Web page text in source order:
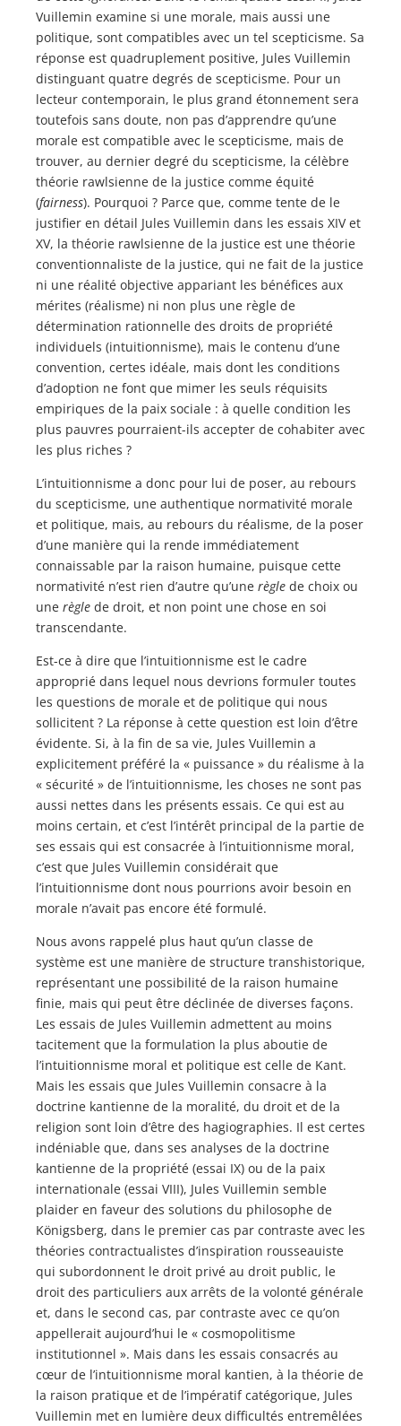
Vuillemin examine si une morale, mais aussi une
politique, sont compatibles avec un tel scepticisme. Sa
réponse est quadruplement positive, Jules Vuillemin
distinguant quatre degrés de scepticisme. Pour un
lecteur contemporain, le plus grand étonnement sera
toutefois sans doute, non pas d’apprendre qu’une
morale est compatible avec le scepticisme, mais de
trouver, au dernier degré du scepticisme, la célèbre
théorie rawlsienne de la justice comme équité
(fairness). Pourquoi ? Parce que, comme tente de le
justifier en détail Jules Vuillemin dans les essais XIV et
XV, la théorie rawlsienne de la justice est une théorie
conventionnaliste de la justice, qui ne fait de la justice
ni une réalité objective appariant les bénéfices aux
mérites (réalisme) ni non plus une règle de
détermination rationnelle des droits de propriété
individuels (intuitionnisme), mais le contenu d’une
convention, certes idéale, mais dont les conditions
d’adoption ne font que mimer les seuls réquisits
empiriques de la paix sociale : à quelle condition les
plus pauvres pourraient-ils accepter de cohabiter avec
les plus riches ?
L’intuitionnisme a donc pour lui de poser, au rebours
du scepticisme, une authentique normativité morale
et politique, mais, au rebours du réalisme, de la poser
d’une manière qui la rende immédiatement
connaissable par la raison humaine, puisque cette
normativité n’est rien d’autre qu’une règle de choix ou
une règle de droit, et non point une chose en soi
transcendante.
Est-ce à dire que l’intuitionnisme est le cadre
approprié dans lequel nous devrions formuler toutes
les questions de morale et de politique qui nous
sollicitent ? La réponse à cette question est loin d’être
évidente. Si, à la fin de sa vie, Jules Vuillemin a
explicitement préféré la « puissance » du réalisme à la
« sécurité » de l’intuitionnisme, les choses ne sont pas
aussi nettes dans les présents essais. Ce qui est au
moins certain, et c’est l’intérêt principal de la partie de
ses essais qui est consacrée à l’intuitionnisme moral,
c’est que Jules Vuillemin considérait que
l’intuitionnisme dont nous pourrions avoir besoin en
morale n’avait pas encore été formulé.
Nous avons rappelé plus haut qu’un classe de
système est une manière de structure transhistorique,
représentant une possibilité de la raison humaine
finie, mais qui peut être déclinée de diverses façons.
Les essais de Jules Vuillemin admettent au moins
tacitement que la formulation la plus aboutie de
l’intuitionnisme moral et politique est celle de Kant.
Mais les essais que Jules Vuillemin consacre à la
doctrine kantienne de la moralité, du droit et de la
religion sont loin d’être des hagiographies. Il est certes
indéniable que, dans ses analyses de la doctrine
kantienne de la propriété (essai IX) ou de la paix
internationale (essai VIII), Jules Vuillemin semble
plaider en faveur des solutions du philosophe de
Königsberg, dans le premier cas par contraste avec les
théories contractualistes d’inspiration rousseauiste
qui subordonnent le droit privé au droit public, le
droit des particuliers aux arrêts de la volonté générale
et, dans le second cas, par contraste avec ce qu’on
appellerait aujourd’hui le « cosmopolitisme
institutionnel ». Mais dans les essais consacrés au
cœur de l’intuitionnisme moral kantien, à la théorie de
la raison pratique et de l’impératif catégorique, Jules
Vuillemin met en lumière deux difficultés entremêlées